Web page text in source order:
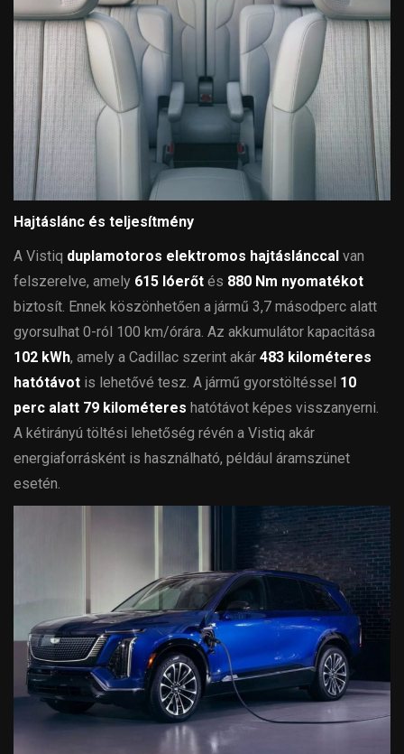
Hajtáslánc és teljesítmény
A Vistiq duplamotoros elektromos hajtáslánccal van
felszerelve, amely 615 lóerőt és 880 Nm nyomatékot
biztosít. Ennek köszönhetően a jármű 3,7 másodperc alatt
gyorsulhat 0-ról 100 km/órára. Az akkumulátor kapacitása
102 kWh, amely a Cadillac szerint akár 483 kilométeres
hatótávot is lehetővé tesz. A jármű gyorstöltéssel 10
perc alatt 79 kilométeres hatótávot képes visszanyerni.
A kétirányú töltési lehetőség révén a Vistiq akár
energiaforrásként is használható, például áramszünet
esetén.